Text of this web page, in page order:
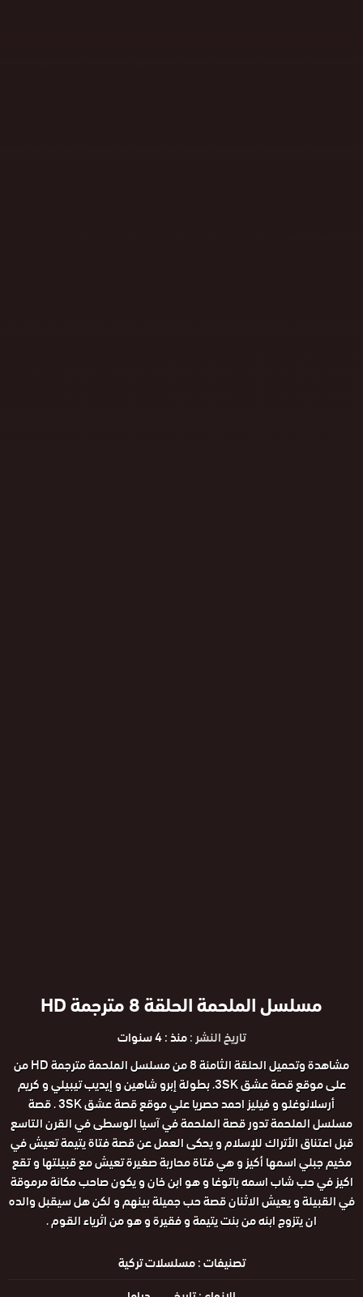
مسلسل الملحمة الحلقة 8 مترجمة HD
تاريخ النشر :منذ : 4 سنوات
مشاهدة وتحميل الحلقة الثامنة 8 من مسلسل الملحمة مترجمة HD من
على موقع قصة عشق 3SK. بطولة إبرو شاهين و إيديب تيبيلي و كريم
أرسلانوغلو و فيليز احمد حصريا علي موقع قصة عشق 3SK . قصة
مسلسل الملحمة تدور قصة الملحمة في آسيا الوسطى في القرن التاسع
قبل اعتناق الأتراك للإسلام و يحكى العمل عن قصة فتاة يتيمة تعيش في
مخيم جبلي اسمها أكيز و هي فتاة محاربة صغيرة تعيش مع قبيلتها و تقع
اكيز في حب شاب اسمه باتوغا و هو ابن خان و يكون صاحب مكانة مرموقة
في القبيلة و يعيش الاثنان قصة حب جميلة بينهم و لكن هل سيقبل والده
ان يتزوج ابنه من بنت يتيمة و فقيرة و هو من اثرياء القوم .
تصنيفات :مسلسلات تركية